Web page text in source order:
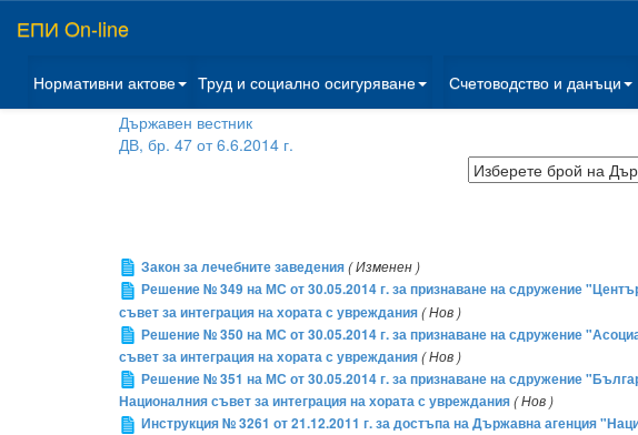
ЕПИ On-line
Нормативни актове Труд и социално осигуряване Счетоводство и данъци
Държавен вестник
ДВ, бр. 47 от 6.6.2014 г.
Закон за лечебните заведения( Изменен )
Решение № 349 на МС от 30.05.2014 г. за признаване на сдружение
съвет за интеграция на хората с увреждания( Нов )
Решение № 350 на МС от 30.05.2014 г. за признаване на сдружение
съвет за интеграция на хората с увреждания( Нов )
Решение № 351 на МС от 30.05.2014 г. за признаване на сдружение
Националния съвет за интеграция на хората с увреждания( Нов )
Инструкция № 3261 от 21.12.2011 г. за достъпа на Държавна агенция